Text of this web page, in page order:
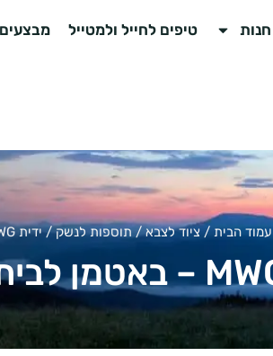
חנות טיפים לחייל ולמטייל מבצעים
עמוד הבית/ציוד לצבא/תוספות לנשק/ ידית MWG – באטמן לבית מחסנית M16/M4